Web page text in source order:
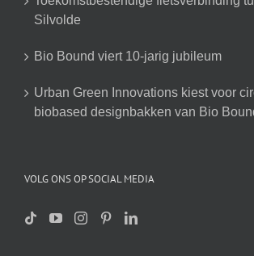
Silvolde
Bio Bound viert 10-jarig jubileum
Urban Green Innovations kiest voor
biobased designbakken van Bio
VOLG ONS OP SOCIAL MEDIA